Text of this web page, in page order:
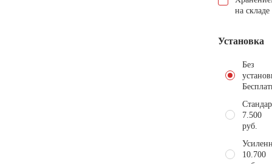
на складе
Установка
Без
7.500
руб.
10.700